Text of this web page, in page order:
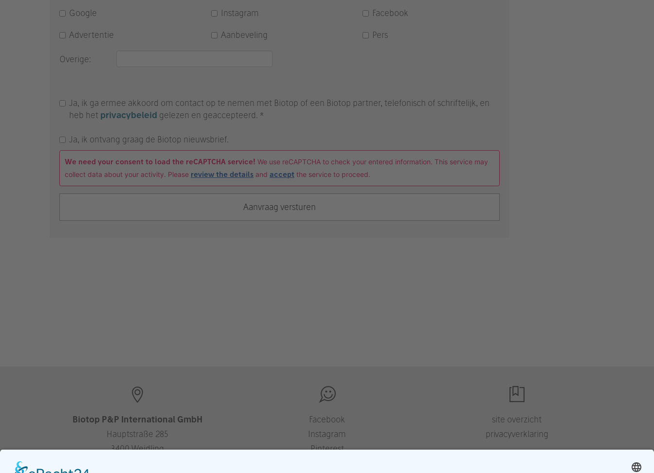
Google Instagram Facebook
Advertentie Aanbeveling Pers
Overige:
Ja, ik ga ermee akkoord om contact op te nemen met Biotop of een Biotop partner, telefonisch of schriftelijk, en
heb het privacybeleid gelezen en geaccepteerd. *
Ja, ik ontvang graag de Biotop nieuwsbrief.
We need your consent to load the reCAPTCHA service! We use reCAPTCHA to check your entered information. This service may
collect data about your activity. Please review the details and accept the service to proceed.
Aanvraag versturen
Biotop P&P International GmbH
Hauptstraße 285
3400 Weidling
Facebook
Instagram
Pinterest
site overzicht
privacyverklaring